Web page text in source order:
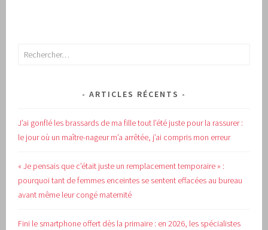
Rechercher :
ARTICLES RÉCENTS
J’ai gonflé les brassards de ma fille tout l’été juste pour la rassurer :
le jour où un maître-nageur m’a arrêtée, j’ai compris mon erreur
« Je pensais que c’était juste un remplacement temporaire » :
pourquoi tant de femmes enceintes se sentent effacées au bureau
avant même leur congé maternité
Fini le smartphone offert dès la primaire : en 2026, les spécialistes